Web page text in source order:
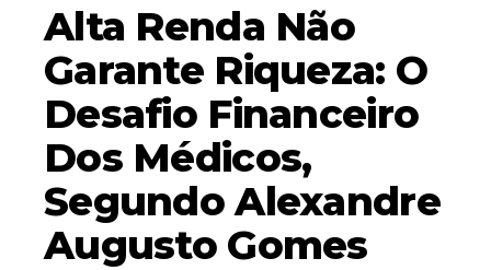
Alta Renda Não
Garante Riqueza: O
Desafio Financeiro
Dos Médicos,
Segundo Alexandre
Augusto Gomes